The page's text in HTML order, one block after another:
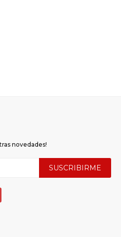
novedades!
SUSCRIBIRME